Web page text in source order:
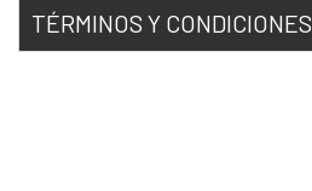
TÉRMINOS Y CONDICIONES